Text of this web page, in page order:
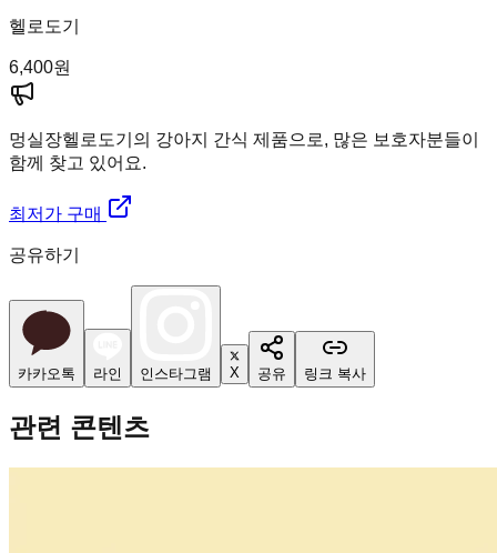
헬로도기
6,400원
멍실장헬로도기의 강아지 간식 제품으로, 많은 보호자분들이
함께 찾고 있어요.
최저가 구매
공유하기
카카오톡 라인 인스타그램 X 공유 링크 복사
관련 콘텐츠